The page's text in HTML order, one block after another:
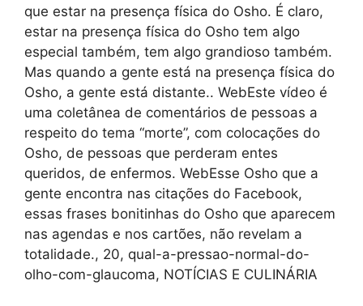
que estar na presença física do Osho. É claro,
estar na presença física do Osho tem algo
especial também, tem algo grandioso também.
Mas quando a gente está na presença física do
Osho, a gente está distante.. WebEste vídeo é
uma coletânea de comentários de pessoas a
respeito do tema “morte”, com colocações do
Osho, de pessoas que perderam entes
queridos, de enfermos. WebEsse Osho que a
gente encontra nas citações do Facebook,
essas frases bonitinhas do Osho que aparecem
nas agendas e nos cartões, não revelam a
totalidade., 20, qual-a-pressao-normal-do-
olho-com-glaucoma, NOTÍCIAS E CULINÁRIA